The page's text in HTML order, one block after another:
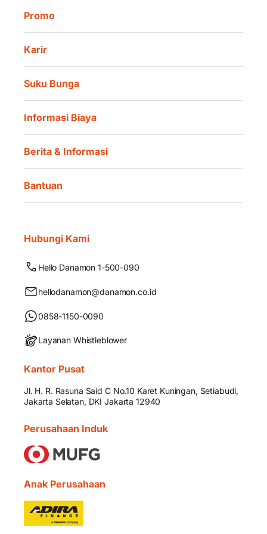
Promo
Karir
Suku Bunga
Informasi Biaya
Berita & Informasi
Bantuan
Hubungi Kami
Hello Danamon 1-500-090
hellodanamon@danamon.co.id
0858-1150-0090
Layanan Whistleblower
Kantor Pusat
Jl. H. R. Rasuna Said C No.10 Karet Kuningan, Setiabudi,
Jakarta Selatan, DKI Jakarta 12940
Perusahaan Induk
Anak Perusahaan